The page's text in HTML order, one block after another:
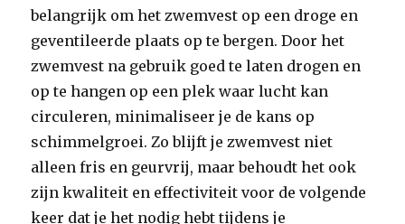
belangrijk om het zwemvest op een droge en
geventileerde plaats op te bergen. Door het
zwemvest na gebruik goed te laten drogen en
op te hangen op een plek waar lucht kan
circuleren, minimaliseer je de kans op
schimmelgroei. Zo blijft je zwemvest niet
alleen fris en geurvrij, maar behoudt het ook
zijn kwaliteit en effectiviteit voor de volgende
keer dat je het nodig hebt tijdens je